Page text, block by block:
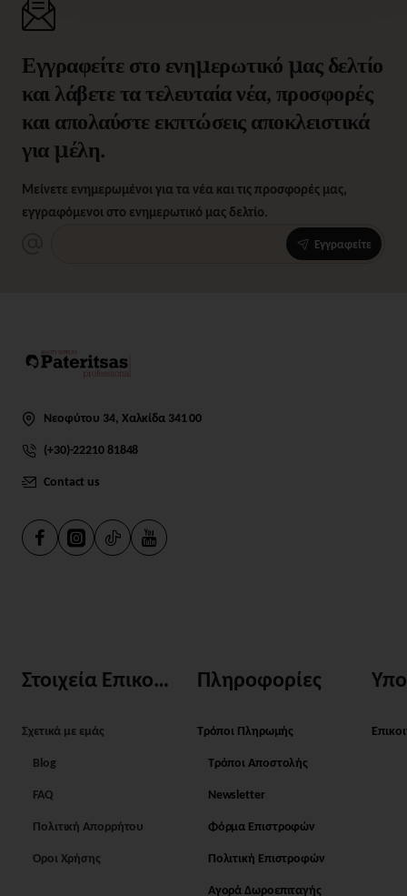
Εγγραφείτε στο ενημερωτικό μας δελτίο
και λάβετε τα τελευταία νέα, προσφορές
και απολαύστε εκπτώσεις αποκλειστικά
για μέλη.
Μείνετε ενημερωμένοι για τα νέα και τις προσφορές μας,
εγγραφόμενοι στο ενημερωτικό μας δελτίο.
Εγγραφείτε
Νεοφύτου 34, Χαλκίδα 341 00
(+30)-22210 81848
Contact us
Στοιχεία Επικοινωνίας
Σχετικά με εμάς
Blog
FAQ
Πολιτική Απορρήτου
Όροι Χρήσης
Πληροφορίες
Τρόποι Πληρωμής
Τρόποι Αποστολής
Newsletter
Φόρμα Επιστροφών
Πολιτική Επιστροφών
Αγορά Δωροεπιταγής